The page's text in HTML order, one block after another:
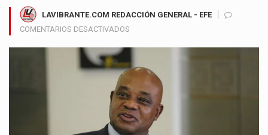
LAVIBRANTE.COM REDACCIÓN GENERAL - EFE
COMENTARIOS DESACTIVADOS
GILBERTO
MURILLO
ADVIERTE
QUE
BORRAR
REQUISITOS